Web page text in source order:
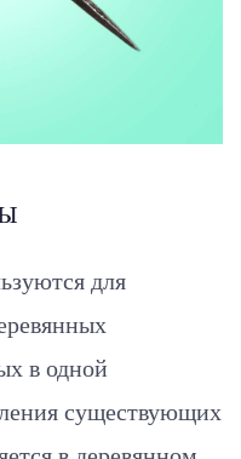
для
в одной
существующих